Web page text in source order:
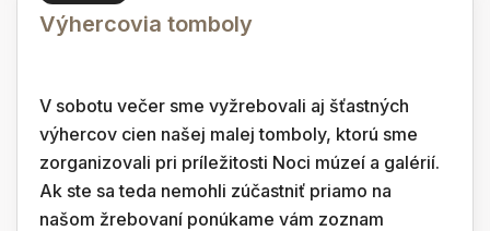
Výhercovia tomboly
V sobotu večer sme vyžrebovali aj šťastných
výhercov cien našej malej tomboly, ktorú sme
zorganizovali pri príležitosti Noci múzeí a galérií.
Ak ste sa teda nemohli zúčastniť priamo na
našom žrebovaní ponúkame vám zoznam